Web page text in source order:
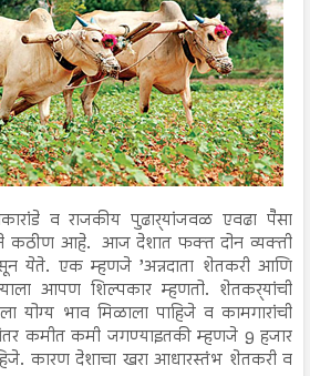
व राजकीय पुढार्‍यांजवळ एवढा पैसा
कठीण आहे. आज देशात फक्त दोन व्यक्ती
येते. एक म्हणजे ’अन्नदाता शेतकरी आणि
आपण शिल्पकार म्हणतो. शेतकर्‍यांची
भाव मिळाला पाहिजे व कामगारांची
कमीत कमी जगण्याइतकी म्हणजे 9 हजार
कारण देशाचा खरा आधारस्तंभ शेतकरी व